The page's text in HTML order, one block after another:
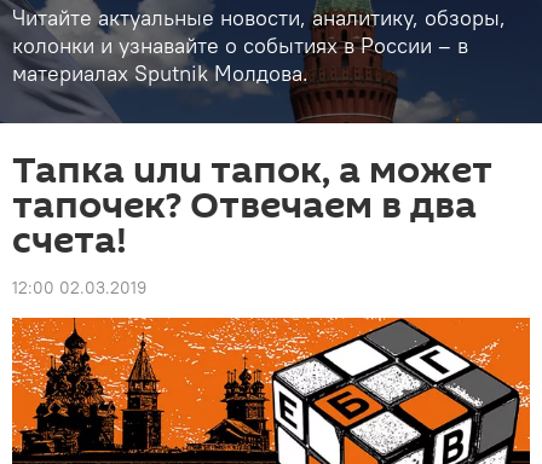
Читайте актуальные новости, аналитику, обзоры,
колонки и узнавайте о событиях в России – в
материалах Sputnik Молдова.
Тапка или тапок, а может
тапочек? Отвечаем в два
счета!
12:00 02.03.2019